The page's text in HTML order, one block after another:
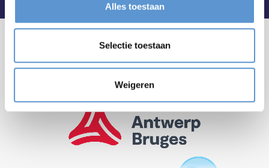
Alles toestaan
Selectie toestaan
Weigeren